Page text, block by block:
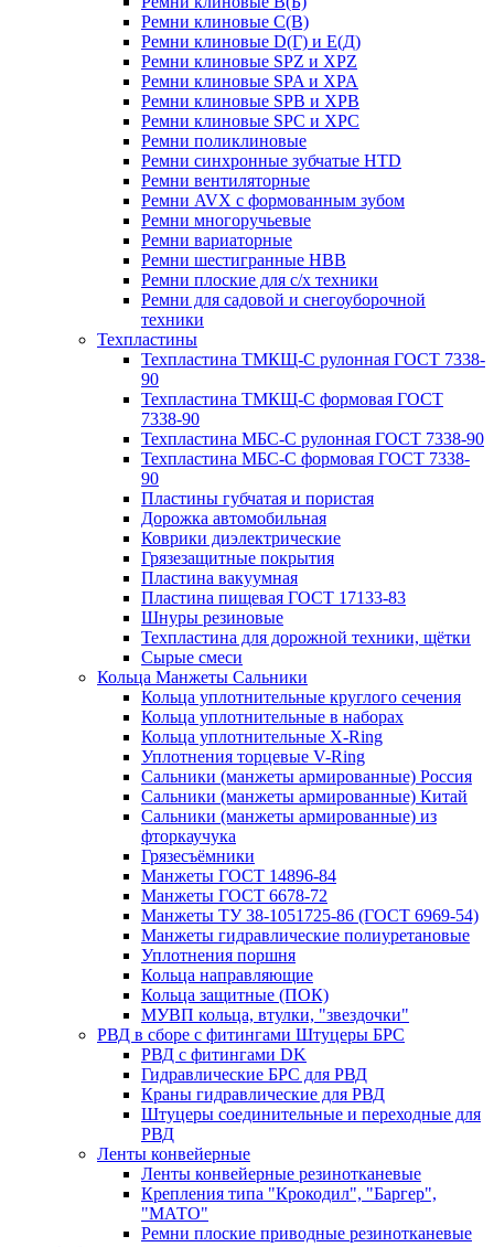
Ремни клиновые С(В)
Ремни клиновые D(Г) и Е(Д)
Ремни клиновые SPZ и XPZ
Ремни клиновые SPA и XPA
Ремни клиновые SPB и XPB
Ремни клиновые SPC и XPC
Ремни поликлиновые
Ремни синхронные зубчатые HTD
Ремни вентиляторные
Ремни AVX с формованным зубом
Ремни многоручьевые
Ремни вариаторные
Ремни шестигранные HBB
Ремни плоские для с/х техники
Ремни для садовой и снегоуборочной
техники
Техпластины
Техпластина ТМКЩ-С рулонная ГОСТ 7338-
90
Техпластина ТМКЩ-С формовая ГОСТ
7338-90
Техпластина МБС-С рулонная ГОСТ 7338-90
Техпластина МБС-С формовая ГОСТ 7338-
90
Пластины губчатая и пористая
Дорожка автомобильная
Коврики диэлектрические
Грязезащитные покрытия
Пластина вакуумная
Пластина пищевая ГОСТ 17133-83
Шнуры резиновые
Техпластина для дорожной техники, щётки
Сырые смеси
Кольца Манжеты Сальники
Кольца уплотнительные круглого сечения
Кольца уплотнительные в наборах
Кольца уплотнительные Х-Ring
Уплотнения торцевые V-Ring
Сальники (манжеты армированные) Россия
Сальники (манжеты армированные) Китай
Сальники (манжеты армированные) из
фторкаучука
Грязесъёмники
Манжеты ГОСТ 14896-84
Манжеты ГОСТ 6678-72
Манжеты ТУ 38-1051725-86 (ГОСТ 6969-54)
Манжеты гидравлические полиуретановые
Уплотнения поршня
Кольца направляющие
Кольца защитные (ПОК)
МУВП кольца, втулки, "звездочки"
РВД в сборе с фитингами Штуцеры БРС
РВД с фитингами DK
Гидравлические БРС для РВД
Краны гидравлические для РВД
Штуцеры соединительные и переходные для
РВД
Ленты конвейерные
Ленты конвейерные резинотканевые
Крепления типа "Крокодил", "Баргер",
"МАТО"
Ремни плоские приводные резинотканевые